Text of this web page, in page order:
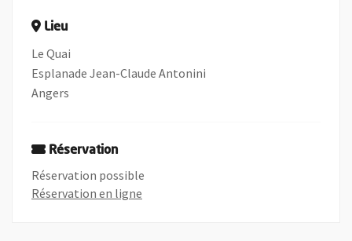
Lieu
Le Quai
Esplanade Jean-Claude Antonini
Angers
Réservation
Réservation possible
Réservation en ligne